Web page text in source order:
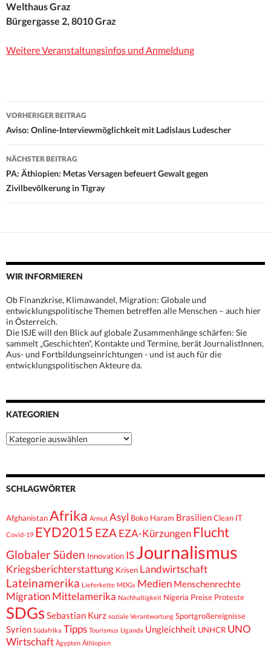
Welthaus Graz
Bürgergasse 2, 8010 Graz
Weitere Veranstaltungsinfos und Anmeldung
Beitrags-
Navigation
VORHERIGER BEITRAG
Aviso: Online-Interviewmöglichkeit mit Ladislaus Ludescher
NÄCHSTER BEITRAG
PA: Äthiopien: Metas Versagen befeuert Gewalt gegen
Zivilbevölkerung in Tigray
WIR INFORMIEREN
Ob Finanzkrise, Klimawandel, Migration: Globale und
entwicklungspolitische Themen betreffen alle Menschen – auch hier
in Österreich.
Die ISJE will den Blick auf globale Zusammenhänge schärfen: Sie
sammelt „Geschichten“, Kontakte und Termine, berät JournalistInnen,
Aus- und Fortbildungseinrichtungen - und ist auch für die
entwicklungspolitischen Akteure da.
KATEGORIEN
Kategorien
SCHLAGWÖRTER
AfghanistanAfrika Armut Asyl Boko Haram BrasilienClean IT
Covid-19 EYD2015 EZA EZA-Kürzungen Flucht
Globaler Süden Innovation IS Journalismus
Kriegsberichterstattung Krisen Landwirtschaft
Lateinamerika Lieferkette MDGs Medien Menschenrechte
Migration Mittelamerika Nachhaltigkeit Nigeria Preise Proteste
SDGsSebastian Kurz soziale Verantwortung Sportgroßereignisse
Syrien Südafrika Tipps Tourismus Uganda Ungleichheit UNHCR UNO
Wirtschaft Ägypten Äthiopien